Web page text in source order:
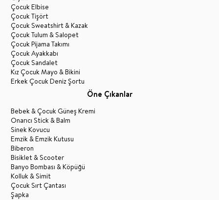
Çocuk Elbise
Çocuk Tişört
Çocuk Sweatshirt & Kazak
Çocuk Tulum & Salopet
Çocuk Pijama Takımı
Çocuk Ayakkabı
Çocuk Sandalet
Kız Çocuk Mayo & Bikini
Erkek Çocuk Deniz Şortu
Öne Çıkanlar
Bebek & Çocuk Güneş Kremi
Onarıcı Stick & Balm
Sinek Kovucu
Emzik & Emzik Kutusu
Biberon
Bisiklet & Scooter
Banyo Bombası & Köpüğü
Kolluk & Simit
Çocuk Sırt Çantası
Şapka